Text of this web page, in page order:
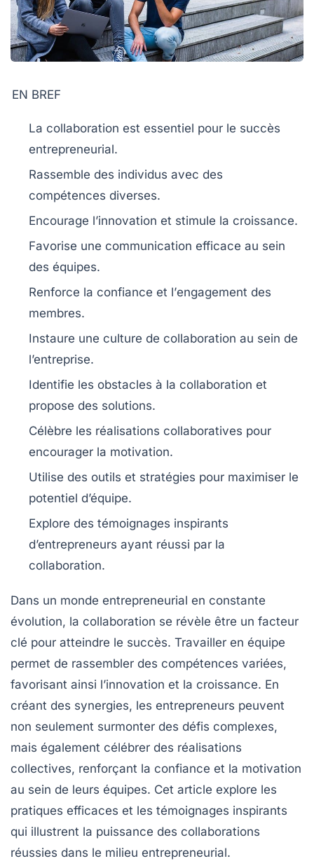
EN BREF
La collaboration est essentiel pour le succès
entrepreneurial.
Rassemble des individus avec des
compétences diverses.
Encourage l’innovation et stimule la croissance.
Favorise une communication efficace au sein
des équipes.
Renforce la confiance et l’engagement des
membres.
Instaure une culture de collaboration au sein de
l’entreprise.
Identifie les obstacles à la collaboration et
propose des solutions.
Célèbre les réalisations collaboratives pour
encourager la motivation.
Utilise des outils et stratégies pour maximiser le
potentiel d’équipe.
Explore des témoignages inspirants
d’entrepreneurs ayant réussi par la
collaboration.
Dans un monde entrepreneurial en constante
évolution, la collaboration se révèle être un facteur
clé pour atteindre le succès. Travailler en équipe
permet de rassembler des compétences variées,
favorisant ainsi l’innovation et la croissance. En
créant des synergies, les entrepreneurs peuvent
non seulement surmonter des défis complexes,
mais également célébrer des réalisations
collectives, renforçant la confiance et la motivation
au sein de leurs équipes. Cet article explore les
pratiques efficaces et les témoignages inspirants
qui illustrent la puissance des collaborations
réussies dans le milieu entrepreneurial.